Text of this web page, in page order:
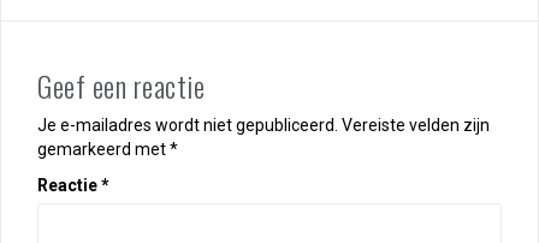
Geef een reactie
Je e-mailadres wordt niet gepubliceerd. Vereiste velden zijn
gemarkeerd met*
Reactie*